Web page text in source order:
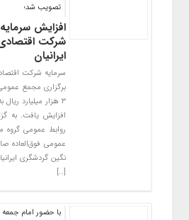
تصویب شد؛
شرکت
ایرانیان
سرمایه شرکت
برگزاری مجمع
افزایش یافت. به
روابط عمومی گروه
عمومی فوق‌العاده
نگین گردشگری
[…]
با حضور امام